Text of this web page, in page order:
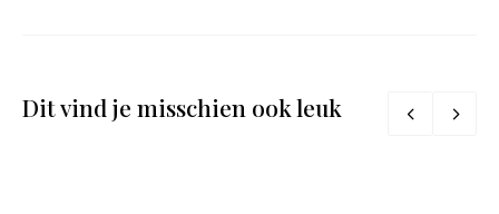
Dit vind je misschien ook leuk